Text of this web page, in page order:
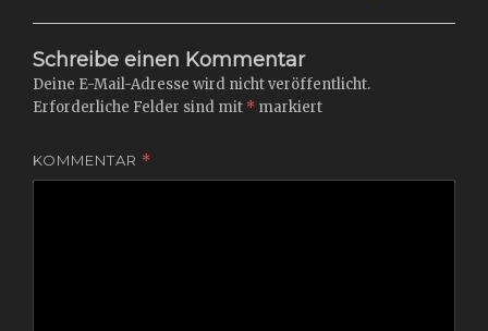
Schreibe einen Kommentar
Deine E-Mail-Adresse wird nicht veröffentlicht.
Erforderliche Felder sind mit * markiert
KOMMENTAR *